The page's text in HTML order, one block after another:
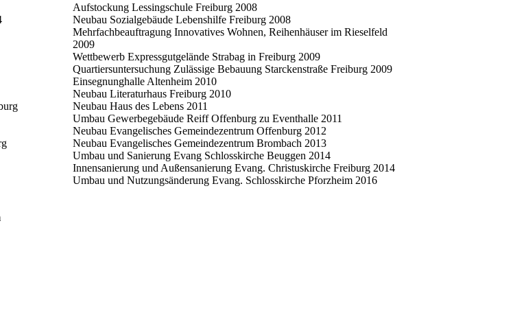
Aufstockung Lessingschule Freiburg 2008
Neubau Sozialgebäude Lebenshilfe Freiburg 2008
Mehrfachbeauftragung Innovatives Wohnen, Reihenhäuser im Rieselfeld
2009
Wettbewerb Expressgutgelände Strabag in Freiburg 2009
Quartiersuntersuchung Zulässige Bebauung Starckenstraße Freiburg 2009
Einsegnunghalle Altenheim 2010
Neubau Literaturhaus Freiburg 2010
Neubau Haus des Lebens 2011
Umbau Gewerbegebäude Reiff Offenburg zu Eventhalle 2011
Neubau Evangelisches Gemeindezentrum Offenburg 2012
Neubau Evangelisches Gemeindezentrum Brombach 2013
Umbau und Sanierung Evang Schlosskirche Beuggen 2014
Innensanierung und Außensanierung Evang. Christuskirche Freiburg 2014
Umbau und Nutzungsänderung Evang. Schlosskirche Pforzheim 2016